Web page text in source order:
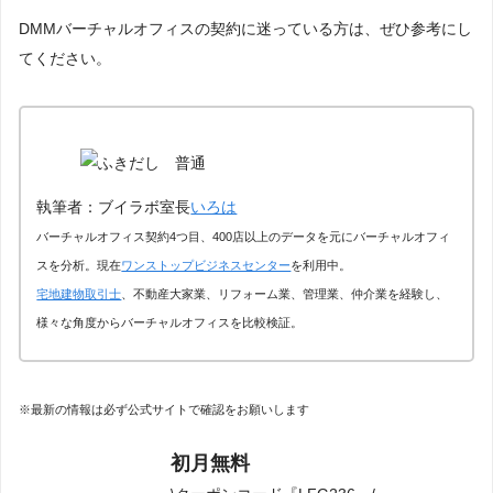
DMMバーチャルオフィスの契約に迷っている方は、ぜひ参考にし
てください。
執筆者：ブイラボ室長いろは
バーチャルオフィス契約4つ目、400店以上のデータを元にバーチャルオフィ
スを分析。現在ワンストップビジネスセンターを利用中。
宅地建物取引士 、不動産大家業、リフォーム業、管理業、仲介業を経験し、
様々な角度からバーチャルオフィスを比較検証。
※最新の情報は必ず公式サイトで確認をお願いします
初月無料